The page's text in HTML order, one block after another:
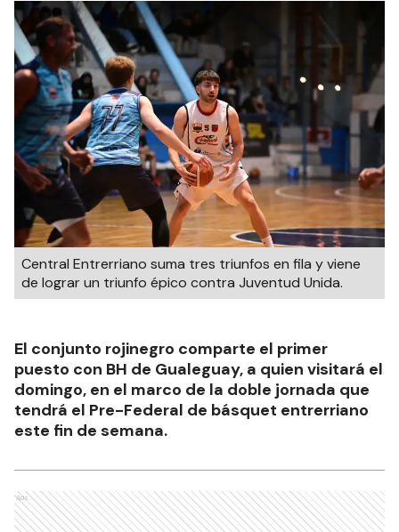
Central Entrerriano suma tres triunfos en fila y viene
de lograr un triunfo épico contra Juventud Unida.
El conjunto rojinegro comparte el primer
puesto con BH de Gualeguay, a quien visitará el
domingo, en el marco de la doble jornada que
tendrá el Pre-Federal de básquet entrerriano
este fin de semana.
Ads